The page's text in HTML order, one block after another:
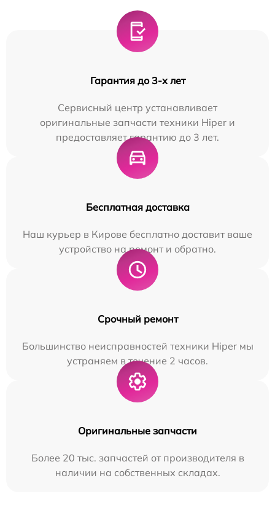
Гарантия до 3-х лет
Сервисный центр устанавливает
оригинальные запчасти техники Hiper и
предоставляет гарантию до 3 лет.
Бесплатная доставка
Наш курьер в Кирове бесплатно доставит ваше
устройство на ремонт и обратно.
Срочный ремонт
Большинство неисправностей техники Hiper мы
устраняем в течение 2 часов.
Оригинальные запчасти
Более 20 тыс. запчастей от производителя в
наличии на собственных складах.